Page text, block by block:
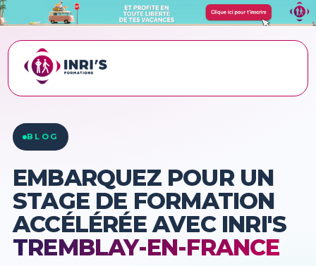
ACCUEIL BLOG
EMBARQUEZ POUR UN STAGE DE FORMATION
ACCÉLÉRÉE AVEC INRI'S T…
BLOG
EMBARQUEZ POUR UN
STAGE DE FORMATION
ACCÉLÉRÉE AVEC INRI'S
TREMBLAY-EN-FRANCE